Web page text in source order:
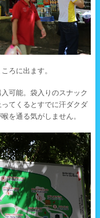
ろに出ます。
可能。袋入りのスナック
てくるとすでに汗ダクダ
を通る気がしません。